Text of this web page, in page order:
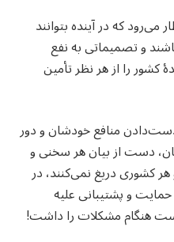
می‌رود که در آینده بتوانند
و تصمیماتی به نفع
کشور را از هر نظر تأمین
دست‌دادن منافع خودشان و دور
دست از بیان هر سخنی و
کشوری دریغ نمی‌کنند، در
حمایت و پشتیبانی علیه
هنگام مشکلات را داشت!